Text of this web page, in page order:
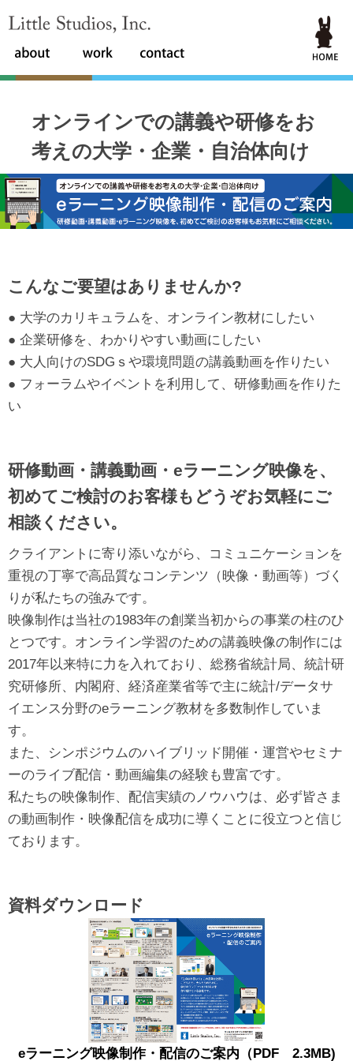
Little Studios, Inc.
オンラインでの講義や研修をお
考えの大学・企業・自治体向け
こんなご要望はありませんか?
● 大学のカリキュラムを、オンライン教材にしたい
● 企業研修を、わかりやすい動画にしたい
● 大人向けのSDGｓや環境問題の講義動画を作りたい
● フォーラムやイベントを利用して、研修動画を作りた
い
研修動画・講義動画・eラーニング映像を、
初めてご検討のお客様もどうぞお気軽にご
相談ください。
クライアントに寄り添いながら、コミュニケーションを
重視の丁寧で高品質なコンテンツ（映像・動画等）づく
りが私たちの強みです。
映像制作は当社の1983年の創業当初からの事業の柱のひ
とつです。オンライン学習のための講義映像の制作には
2017年以来特に力を入れており、総務省統計局、統計研
究研修所、内閣府、経済産業省等で主に統計/データサ
イエンス分野のeラーニング教材を多数制作していま
す。
また、シンポジウムのハイブリッド開催・運営やセミナ
ーのライブ配信・動画編集の経験も豊富です。
私たちの映像制作、配信実績のノウハウは、必ず皆さま
の動画制作・映像配信を成功に導くことに役立つと信じ
ております。
資料ダウンロード
eラーニング映像制作・配信のご案内（PDF 2.3MB)